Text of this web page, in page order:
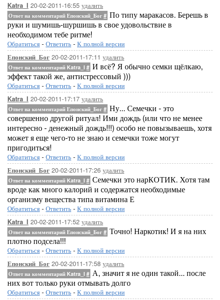
Katra_I 20-02-2011-16:55 удалить
Ответ на комментарий Епонский_Бог # По типу маракасов. Берешь в
руки и шумишь-шуршишь в свое удовольствие в
необходимом тебе ритме!
Обратиться - Ответить - К полной версии
Епонский_Бог 20-02-2011-17:11 удалить
Ответ на комментарий Katra_I # И всё? Я обычно семки щёлкаю,
эффект такой же, антистрессовый )))
Обратиться - Ответить - К полной версии
Katra_I 20-02-2011-17:17 удалить
Ответ на комментарий Епонский_Бог # Ну... Семечки - это
совершенно другой ритуал! Ими дождь (или что не менее
интересно - денежный дождь!!!) особо не повызываешь, хотя
может я еще чего-то не знаю и семечки тоже могут
пригодиться!
Обратиться - Ответить - К полной версии
Епонский_Бог 20-02-2011-17:26 удалить
Ответ на комментарий Katra_I # Семечки это нарКОТИК. Хотя там
вроде как много калорий и содержатся необходимые
организму вещества типа витамина Е
Обратиться - Ответить - К полной версии
Katra_I 20-02-2011-17:52 удалить
Ответ на комментарий Епонский_Бог # Точно! Наркотик! И я на них
плотно подсела!!!
Обратиться - Ответить - К полной версии
Епонский_Бог 20-02-2011-17:58 удалить
Ответ на комментарий Katra_I # А, значит я не один такой... после
них вот только руки отмывать долго
Обратиться - Ответить - К полной версии